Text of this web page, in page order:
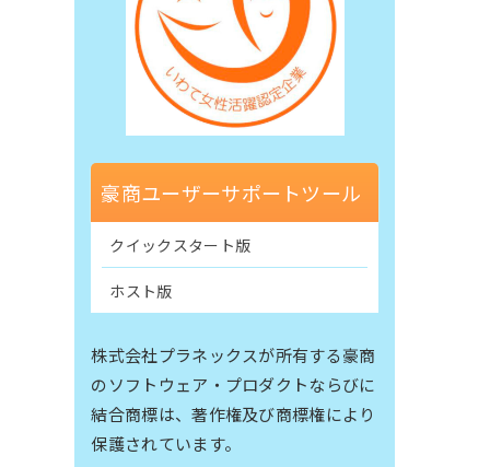
豪商ユーザーサポートツール
クイックスタート版
ホスト版
株式会社プラネックスが所有する豪商
のソフトウェア・プロダクトならびに
結合商標は、著作権及び商標権により
保護されています。